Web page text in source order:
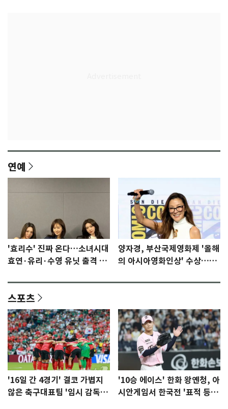
연예
'효리수' 진짜 온다…소녀시대
효연·유리·수영 유닛 출격 [N
양자경, 부산국제영화제 '올해
의 아시아영화인상' 수상…15
스포츠
'16일 간 4경기' 결코 가볍지
않은 축구대표팀 '임시 감독'
'10승 에이스' 한화 왕옌청, 아
시안게임서 한국전 '표적 등